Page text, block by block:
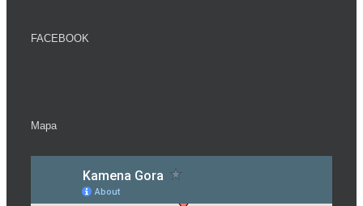
FACEBOOK
Mapa